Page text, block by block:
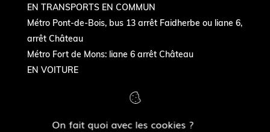
On fait quoi avec les cookies ?
EN TRANSPORTS EN COMMUN
Métro Pont-de-Bois, bus 13 arrêt Faidherbe ou liane 6,
arrêt Château
Métro Fort de Mons: liane 6 arrêt Château
EN VOITURE